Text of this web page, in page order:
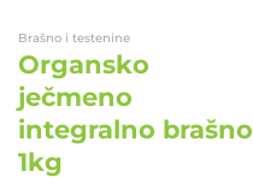
Brašno i testenine
Organsko
ječmeno
integralno brašno
1kg